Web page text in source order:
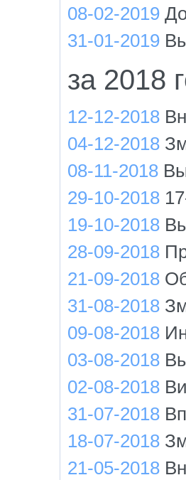
08-02-2019
31-01-2019
за 2018
12-12-2018
04-12-2018
08-11-2018
29-10-2018
19-10-2018
28-09-2018
21-09-2018
31-08-2018
09-08-2018
03-08-2018
02-08-2018
31-07-2018
18-07-2018
21-05-2018